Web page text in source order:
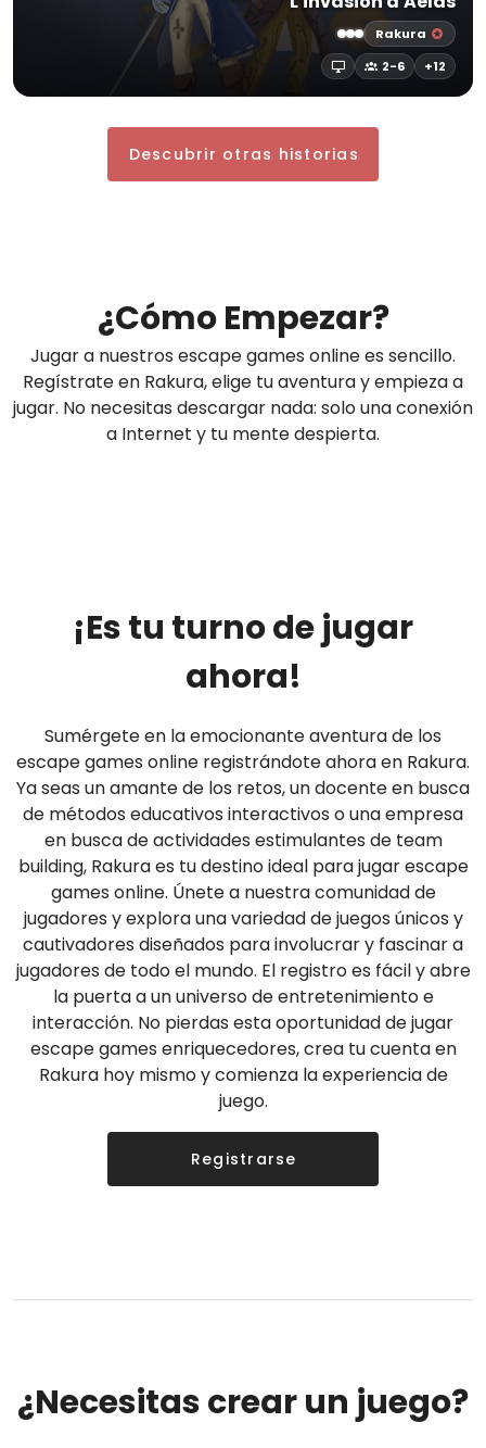
Rakura
2-6
+12
Descubrir otras historias
¿Cómo Empezar?
Jugar a nuestros escape games online es sencillo.
Regístrate en Rakura, elige tu aventura y empieza a
jugar. No necesitas descargar nada: solo una conexión
a Internet y tu mente despierta.
¡Es tu turno de jugar
ahora!
Sumérgete en la emocionante aventura de los
escape games online registrándote ahora en Rakura.
Ya seas un amante de los retos, un docente en busca
de métodos educativos interactivos o una empresa
en busca de actividades estimulantes de team
building, Rakura es tu destino ideal para jugar escape
games online. Únete a nuestra comunidad de
jugadores y explora una variedad de juegos únicos y
cautivadores diseñados para involucrar y fascinar a
jugadores de todo el mundo. El registro es fácil y abre
la puerta a un universo de entretenimiento e
interacción. No pierdas esta oportunidad de jugar
escape games enriquecedores, crea tu cuenta en
Rakura hoy mismo y comienza la experiencia de
juego.
Registrarse
¿Necesitas crear un juego?